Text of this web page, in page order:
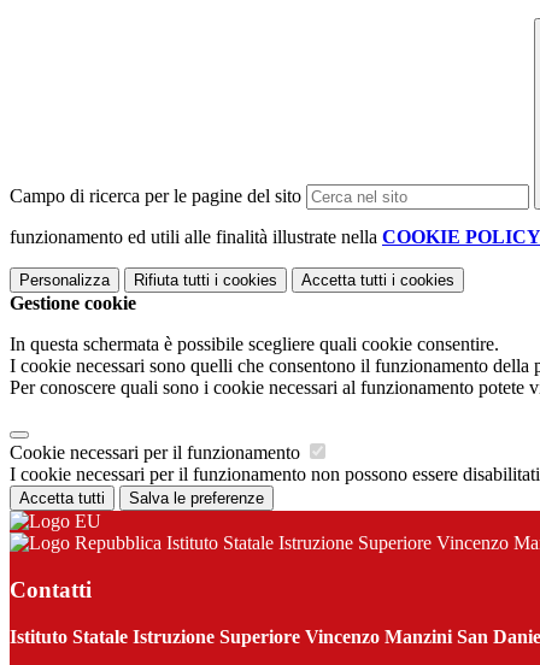
Campo di ricerca per le pagine del sito
funzionamento ed utili alle finalità illustrate nella COOKIE POLICY
Personalizza Rifiuta tutti i cookies Accetta tutti i cookies
Gestione cookie
In questa schermata è possibile scegliere quali cookie consentire.
I cookie necessari sono quelli che consentono il funzionamento
Per conoscere quali sono i cookie necessari al funzionamento potete
Cookie necessari per il funzionamento
I cookie necessari per il funzionamento non possono essere
Accetta tutti Salva le preferenze
Istituto Statale Istruzione Superiore Vincenzo
Contatti
Istituto Statale Istruzione Superiore Vincenzo Manzini San